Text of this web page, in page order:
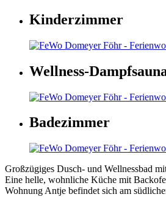
Kinderzimmer
Wellness-
Badezimmer
Großzügiges Dusch- und Wellnessbad
Eine helle, wohnliche Küche mit
Wohnung Antje befindet sich am